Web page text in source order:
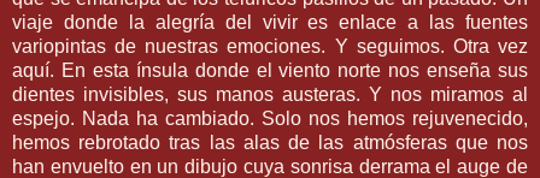
viaje donde la alegría del vivir es enlace a las fuentes
variopintas de nuestras emociones. Y seguimos. Otra vez
aquí. En esta ínsula donde el viento norte nos enseña sus
dientes invisibles, sus manos austeras. Y nos miramos al
espejo. Nada ha cambiado. Solo nos hemos rejuvenecido,
hemos rebrotado tras las alas de las atmósferas que nos
han envuelto en un dibujo cuya sonrisa derrama el auge de